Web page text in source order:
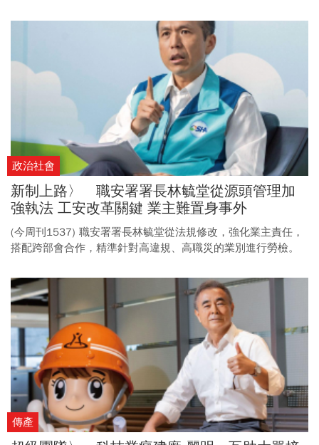
政治社會
新制上路〉 職安署署長林毓堂從源頭管理加
強執法 工安改革關鍵 業主難置身事外
(今周刊1537) 職安署署長林毓堂從法規修改，強化業主責任，
搭配跨部會合作，精準針對高違規、高職災的業別進行勞檢。
提升工安意識。
傳產